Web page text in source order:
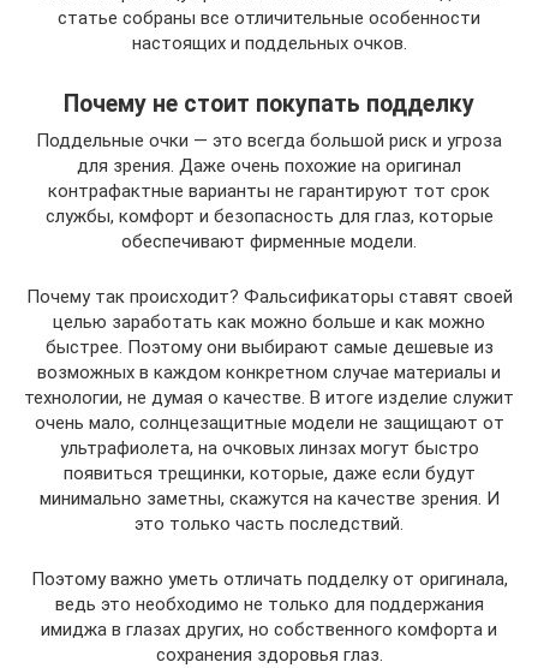
статье собраны все отличительные особенности
настоящих и поддельных очков.
Почему не стоит покупать подделку
Поддельные очки — это всегда большой риск и угроза
для зрения. Даже очень похожие на оригинал
контрафактные варианты не гарантируют тот срок
службы, комфорт и безопасность для глаз, которые
обеспечивают фирменные модели.
Почему так происходит? Фальсификаторы ставят своей
целью заработать как можно больше и как можно
быстрее. Поэтому они выбирают самые дешевые из
возможных в каждом конкретном случае материалы и
технологии, не думая о качестве. В итоге изделие служит
очень мало, солнцезащитные модели не защищают от
ультрафиолета, на очковых линзах могут быстро
появиться трещинки, которые, даже если будут
минимально заметны, скажутся на качестве зрения. И
это только часть последствий.
Поэтому важно уметь отличать подделку от оригинала,
ведь это необходимо не только для поддержания
имиджа в глазах других, но собственного комфорта и
сохранения здоровья глаз.